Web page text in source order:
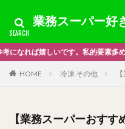
業務スーパー好
お願いします＿|￣|○
HOME 冷凍 その他
【業務スーパーおす